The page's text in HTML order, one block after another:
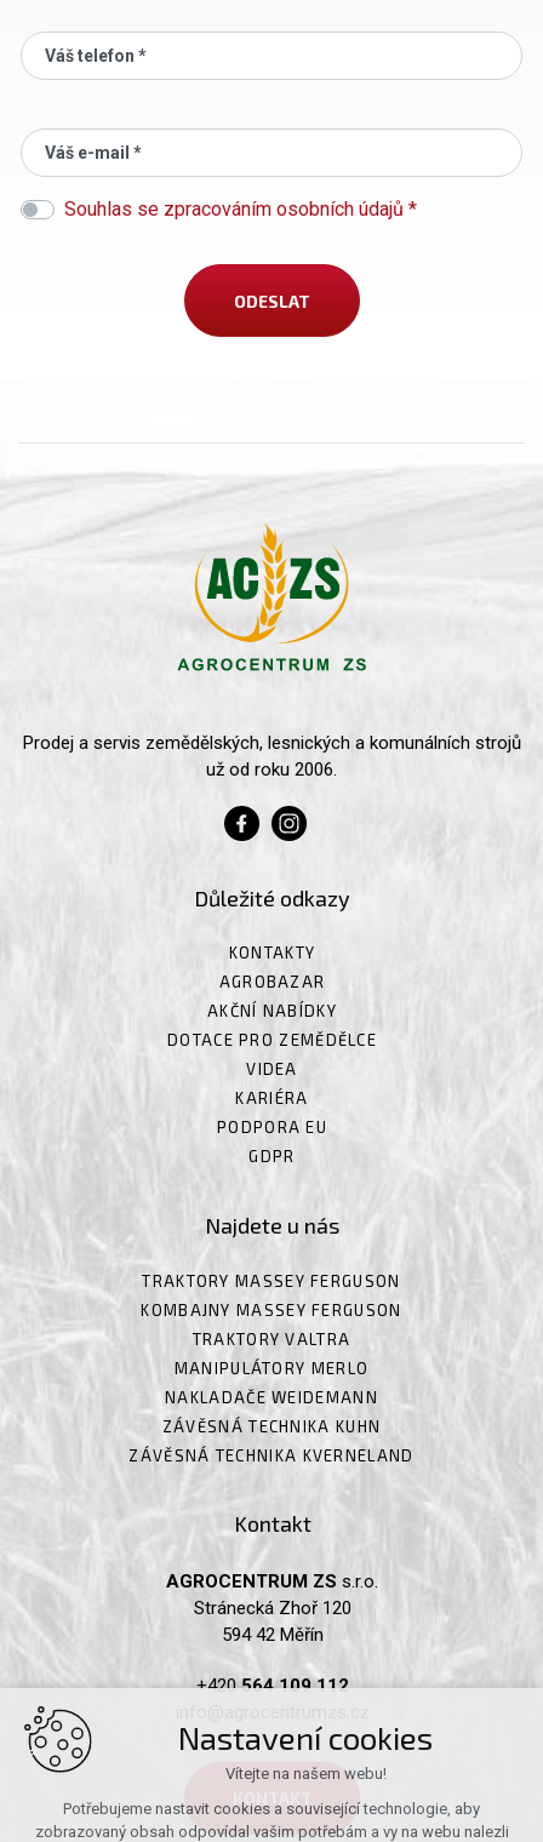
Váš telefon *
Váš e-mail *
Souhlas se zpracováním osobních údajů *
Prodej a servis zemědělských, lesnických a komunálních strojů
už od roku 2006.
Důležité odkazy
KONTAKTY
AGROBAZAR
AKČNÍ NABÍDKY
DOTACE PRO ZEMĚDĚLCE
VIDEA
KARIÉRA
PODPORA EU
GDPR
Najdete u nás
TRAKTORY MASSEY FERGUSON
KOMBAJNY MASSEY FERGUSON
TRAKTORY VALTRA
MANIPULÁTORY MERLO
NAKLADAČE WEIDEMANN
ZÁVĚSNÁ TECHNIKA KUHN
ZÁVĚSNÁ TECHNIKA KVERNELAND
Kontakt
AGROCENTRUM ZS s.r.o.
Stránecká Zhoř 120
594 42 Měřín
+420564 109 112
KONTAKT
Nastavení cookies
Vítejte na našem webu!
Potřebujeme nastavit cookies a související technologie, aby
zobrazovaný obsah odpovídal vašim potřebám a vy na webu nalezli